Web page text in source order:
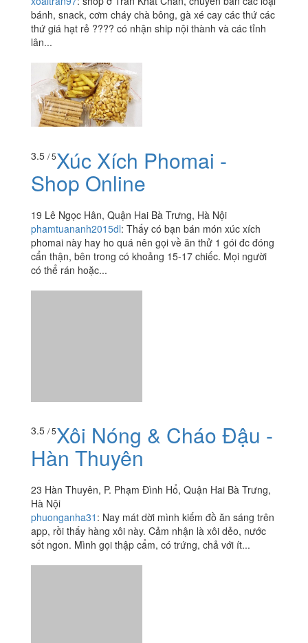
bánh, snack, cơm cháy chà bông, gà xé cay các thứ các
thứ giá hạt rẻ ???? có nhận ship nội thành và các tỉnh
lân...
3.5 / 5Xúc Xích Phomai -
Shop Online
19 Lê Ngọc Hân, Quận Hai Bà Trưng, Hà Nội
phamtuananh2015dl: Thấy có bạn bán món xúc xích
phomai này hay ho quá nên gọi về ăn thử 1 gói đc đóng
cẩn thận, bên trong có khoảng 15-17 chiếc. Mọi người
có thể rán hoặc...
3.5 / 5Xôi Nóng & Cháo Đậu -
Hàn Thuyên
23 Hàn Thuyên, P. Phạm Đình Hổ, Quận Hai Bà Trưng,
Hà Nội
phuonganha31 : Nay mát dời mình kiếm đồ ăn sáng trên
app, rồi thấy hàng xôi này. Cảm nhận là xôi dẻo, nước
sốt ngon. Mình gọi thập cẩm, có trứng, chả với ít...